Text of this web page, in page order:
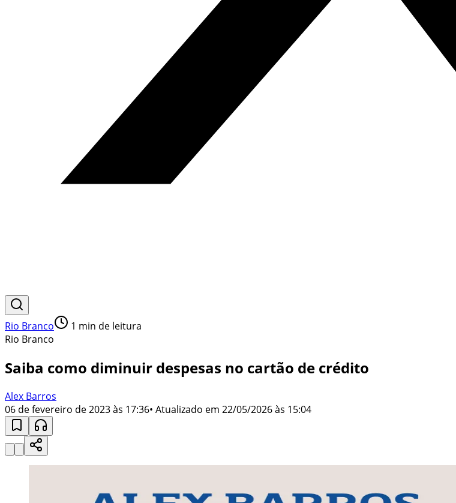
Rio Branco 1 min de leitura
Rio Branco
Saiba como diminuir despesas no cartão de crédito
Alex Barros
06 de fevereiro de 2023 às 17:36• Atualizado em 22/05/2026 às 15:04